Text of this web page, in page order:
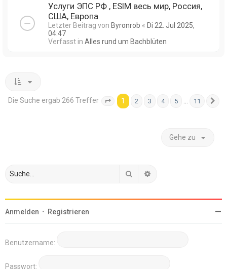
Услуги ЭПС РФ , ESIM весь мир, Россия,
США, Европа
Letzter Beitrag von Byronrob « Di 22. Jul 2025,
04:47
Verfasst in Alles rund um Bachblüten
Die Suche ergab 266 Treffer Seite 1 von 11
1 2 3 4 5 … 11
Gehe zu
Suche
Anmelden • Registrieren
Benutzername:
Passwort: